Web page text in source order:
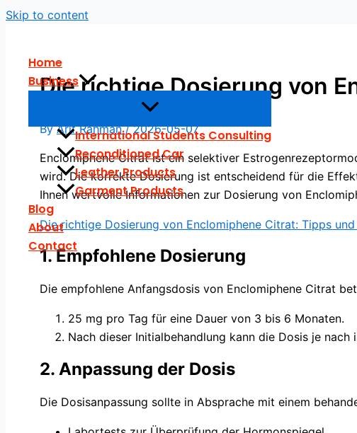
Skip to content
Home
Business
International Students Consulting
Reconditioned Car
Leather Products
Garment Products
Blog
About
Contact
Die richtige Dosierung von
Anwendung
ByArif Rahman/2026-05-07
Enclomiphene Citrat ist ein selektiver
wird. Die korrekte Dosierung ist entscheidend für die
Ihnen wertvolle Informationen zur Dosierung von
Die richtige Dosierung von Enclomiphene Citrat: Tipps
1. Empfohlene Dosierung
Die empfohlene Anfangsdosis von Enclomiphene Citrat
25 mg pro Tag für eine Dauer von 3 bis 6 Monaten.
Nach dieser Initialbehandlung kann die Dosis je
2. Anpassung der Dosis
Die Dosisanpassung sollte in Absprache mit einem